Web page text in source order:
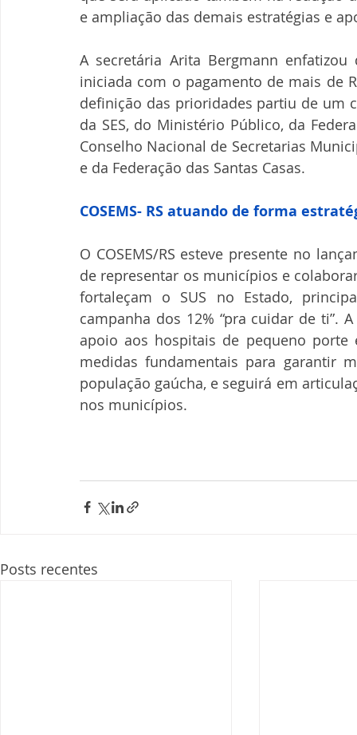
A secretária Arita Bergmann
iniciada com o pagamento de mais de
definição das prioridades partiu de um
da SES, do Ministério Público, da
Conselho Nacional de Secretarias
e da Federação das Santas Casas.
COSEMS- RS atuando de forma
O COSEMS/RS esteve presente no
de representar os municípios e
fortaleçam o SUS no Estado,
campanha dos 12% “pra cuidar de ti”.
apoio aos hospitais de pequeno
medidas fundamentais para garantir
população gaúcha, e seguirá em
nos municípios.
Posts recentes